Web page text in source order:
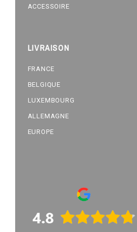
ACCESSOIRE
LIVRAISON
FRANCE
BELGIQUE
LUXEMBOURG
ALLEMAGNE
EUROPE